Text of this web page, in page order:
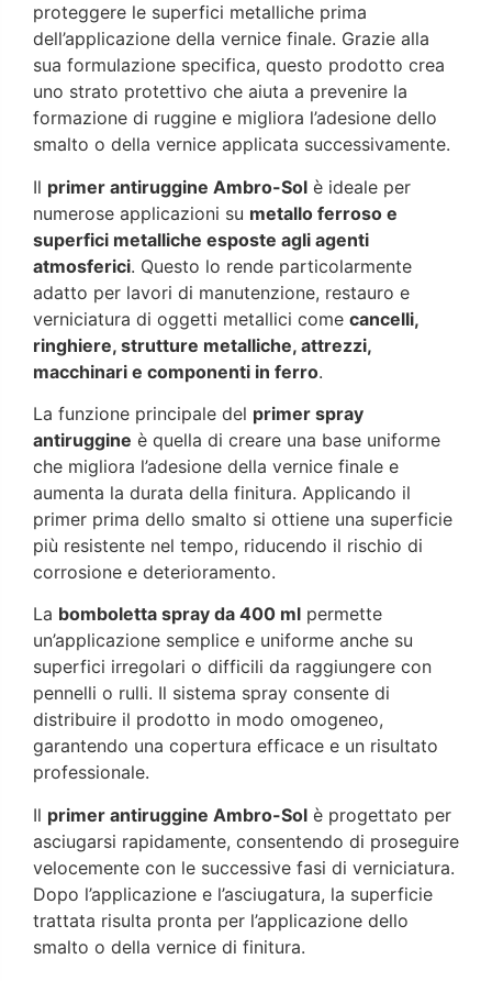
proteggere le superfici metalliche prima
dell’applicazione della vernice finale. Grazie alla
sua formulazione specifica, questo prodotto crea
uno strato protettivo che aiuta a prevenire la
formazione di ruggine e migliora l’adesione dello
smalto o della vernice applicata successivamente.
Il primer antiruggine Ambro-Sol è ideale per
numerose applicazioni su metallo ferroso e
superfici metalliche esposte agli agenti
atmosferici. Questo lo rende particolarmente
adatto per lavori di manutenzione, restauro e
verniciatura di oggetti metallici come cancelli,
ringhiere, strutture metalliche, attrezzi,
macchinari e componenti in ferro.
La funzione principale del primer spray
antiruggine è quella di creare una base uniforme
che migliora l’adesione della vernice finale e
aumenta la durata della finitura. Applicando il
primer prima dello smalto si ottiene una superficie
più resistente nel tempo, riducendo il rischio di
corrosione e deterioramento.
La bomboletta spray da 400 ml permette
un’applicazione semplice e uniforme anche su
superfici irregolari o difficili da raggiungere con
pennelli o rulli. Il sistema spray consente di
distribuire il prodotto in modo omogeneo,
garantendo una copertura efficace e un risultato
professionale.
Il primer antiruggine Ambro-Sol è progettato per
asciugarsi rapidamente, consentendo di proseguire
velocemente con le successive fasi di verniciatura.
Dopo l’applicazione e l’asciugatura, la superficie
trattata risulta pronta per l’applicazione dello
smalto o della vernice di finitura.